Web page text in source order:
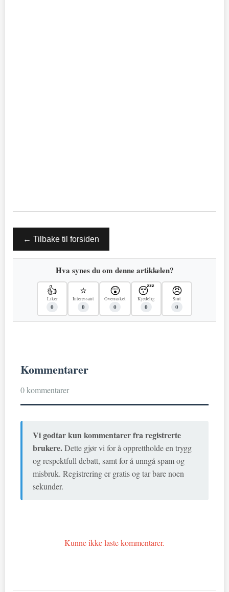
← Tilbake til forsiden
Hva synes du om denne artikkelen?
👍
Liker
0
⭐
Interessant
0
😲
Overrasket
0
😴
Kjedelig
0
😠
Sint
0
Kommentarer
0 kommentarer
Vi godtar kun kommentarer fra registrerte
brukere.Dette gjør vi for å opprettholde en trygg
og respektfull debatt, samt for å unngå spam og
misbruk. Registrering er gratis og tar bare noen
sekunder.
Kunne ikke laste kommentarer.